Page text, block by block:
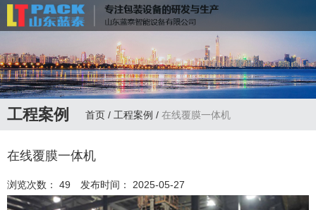
联系电话：
13335172598
工程案例 首页/ 工程案例 /在线覆膜一体机
在线覆膜一体机
浏览次数： 49 发布时间： 2025-05-27